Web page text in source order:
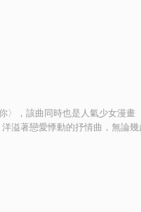
〉，該曲同時也是人氣少女漫
溢著戀愛悸動的抒情曲，無論幾